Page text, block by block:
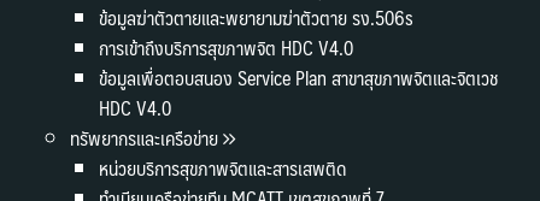
ข้อมูลฆ่าตัวตายและพยายามฆ่าตัวตาย รง.506s
การเข้าถึงบริการสุขภาพจิต HDC V4.0
ข้อมูลเพื่อตอบสนอง Service Plan สาขาสุขภาพจิตและจิตเวช
HDC V4.0
ทรัพยากรและเครือข่าย
หน่วยบริการสุขภาพจิตและสารเสพติด